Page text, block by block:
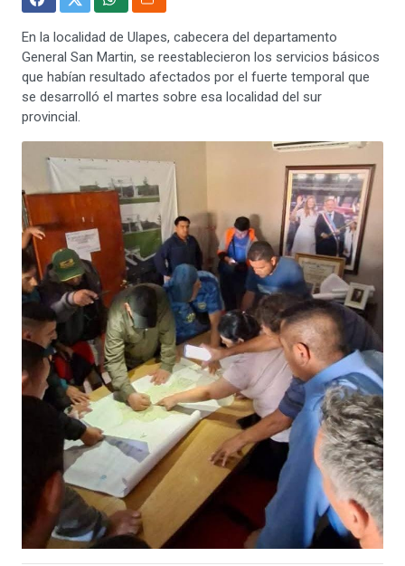
En la localidad de Ulapes, cabecera del departamento
General San Martin, se reestablecieron los servicios básicos
que habían resultado afectados por el fuerte temporal que
se desarrolló el martes sobre esa localidad del sur
provincial.